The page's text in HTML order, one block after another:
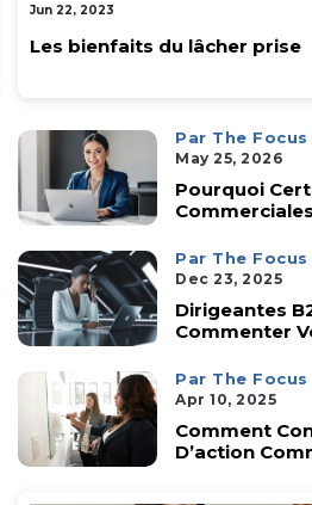
Jun 22, 2023
Les bienfaits du lâcher prise
Par The Focus
May 25, 2026
Pourquoi
Par The Focus
Dec 23, 2025
Dirigeantes
Commenter
Par The Focus
Apr 10, 2025
Comment
D’action